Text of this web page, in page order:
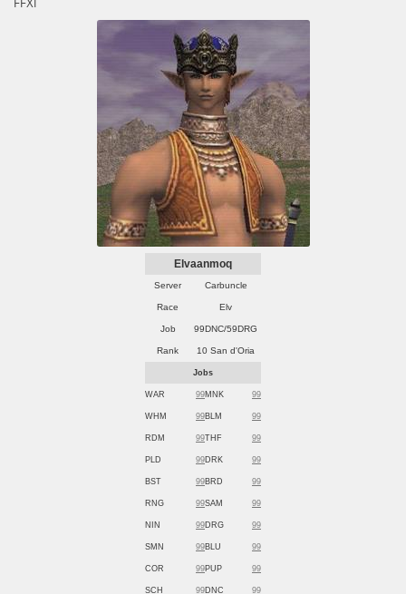
FFXI
Elvaanmoq
Server Carbuncle
Race Elv
Job 99DNC/59DRG
Rank 10 San d'Oria
Jobs
WAR 99MNK 99
WHM 99BLM 99
RDM 99THF 99
PLD 99DRK 99
BST 99BRD 99
RNG 99SAM 99
NIN 99DRG 99
SMN 99BLU 99
COR 99PUP 99
SCH 99DNC 99